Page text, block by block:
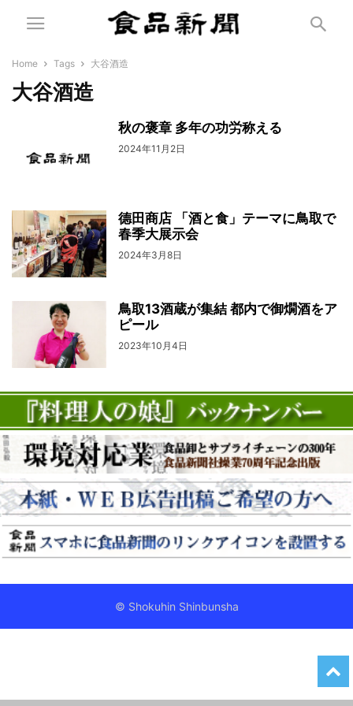
Home Tags 大谷酒造
大谷酒造
秋の褒章 多年の功労称える
2024年11月2日
德田商店 「酒と食」テーマに鳥取で
春季大展示会
2024年3月8日
鳥取13酒蔵が集結 都内で御燗酒をア
ピール
2023年10月4日
© Shokuhin Shinbunsha